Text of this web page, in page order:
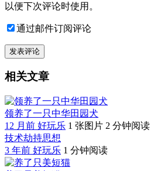
以便下次评论时使用。
通过邮件订阅评论
相关文章
领养了一只中华田园犬
12 月前 好玩乐 1 张图片 2 分钟阅读
技术劫持思想
3 年前 好玩乐 1 分钟阅读